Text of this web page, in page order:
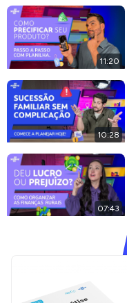
11:20
10:28
07:43